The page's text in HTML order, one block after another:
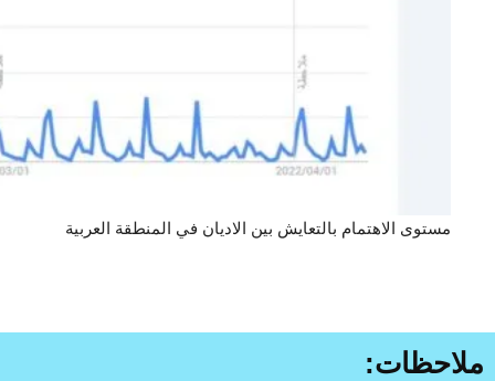
مستوى الاهتمام بالتعايش بين الاديان في المنطقة العربية
ملاحظات: